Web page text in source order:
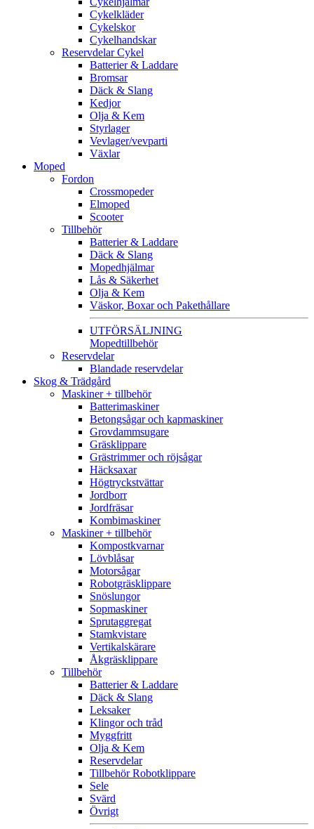
Cykelkläder
Cykelskor
Cykelhandskar
Reservdelar Cykel
Batterier & Laddare
Bromsar
Däck & Slang
Kedjor
Olja & Kem
Styrlager
Vevlager/vevparti
Växlar
Moped
Fordon
Crossmopeder
Elmoped
Scooter
Tillbehör
Batterier & Laddare
Däck & Slang
Mopedhjälmar
Lås & Säkerhet
Olja & Kem
Väskor, Boxar och Pakethållare
UTFÖRSÄLJNING
Mopedtillbehör
Reservdelar
Blandade reservdelar
Skog & Trädgård
Maskiner + tillbehör
Batterimaskiner
Betongsågar och kapmaskiner
Grovdammsugare
Gräsklippare
Grästrimmer och röjsågar
Häcksaxar
Högtryckstvättar
Jordborr
Jordfräsar
Kombimaskiner
Maskiner + tillbehör
Kompostkvarnar
Lövblåsar
Motorsågar
Robotgräsklippare
Snöslungor
Sopmaskiner
Sprutaggregat
Stamkvistare
Vertikalskärare
Åkgräsklippare
Tillbehör
Batterier & Laddare
Däck & Slang
Leksaker
Klingor och tråd
Myggfritt
Olja & Kem
Reservdelar
Tillbehör Robotklippare
Sele
Svärd
Övrigt